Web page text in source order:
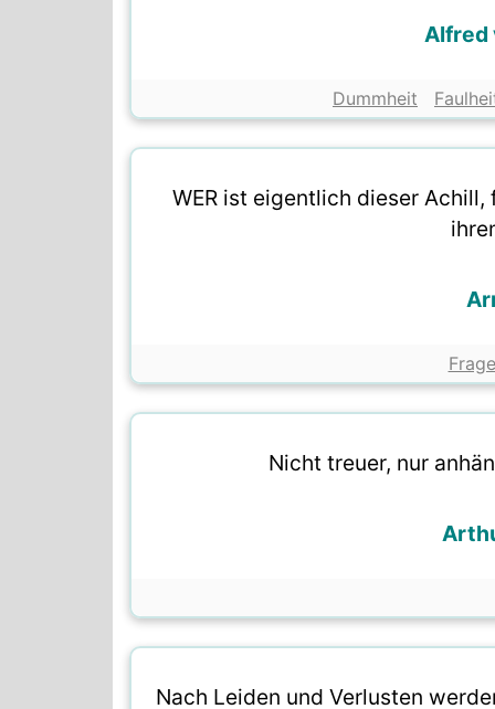
Alfred
Dummheit
WER ist eigentlich dieser
Nicht treuer, nur
Nach Leiden und Verlusten